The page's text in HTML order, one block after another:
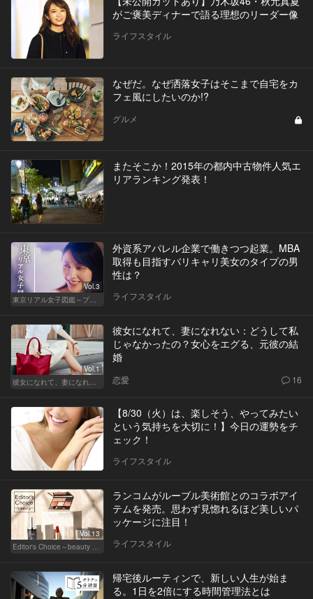
がご褒美ディナーで語る理想のリーダー像
ライフスタイル
なぜだ。なぜ洒落女子はそこまで自宅をカ
フェ風にしたいのか!?
グルメ
またそこか！2015年の都内中古物件人気エ
リアランキング発表！
Vol.3
東京リアル女子図鑑～プロローグ編～
外資系アパレル企業で働きつつ起業。MBA
取得も目指すバリキャリ美女のタイプの男
性は？
ライフスタイル
Vol.1
彼女になれて、妻になれない
彼女になれて、妻になれない：どうして私
じゃなかったの？女心をエグる、元彼の結
婚
恋愛 16
【8/30（火）は、楽しそう、やってみたい
という気持ちを大切に！】今日の運勢をチ
ェック！
ライフスタイル
Vol.13
ランコムがルーブル美術館とのコラボアイ
テムを発売。思わず見惚れるほど美しいパ
ッケージに注目！
ライフスタイル
帰宅後ルーティンで、新しい人生が始ま
る。1日を2倍にする時間管理法とは